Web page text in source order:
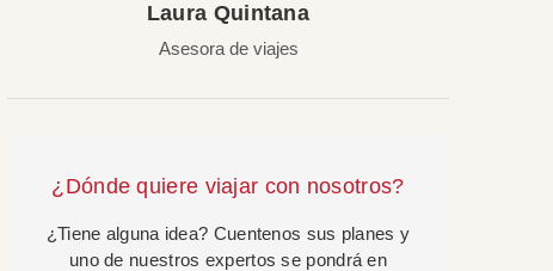
Laura Quintana
Asesora de viajes
¿Dónde quiere viajar con nosotros?
¿Tiene alguna idea? Cuentenos sus planes y
uno de nuestros expertos se pondrá en